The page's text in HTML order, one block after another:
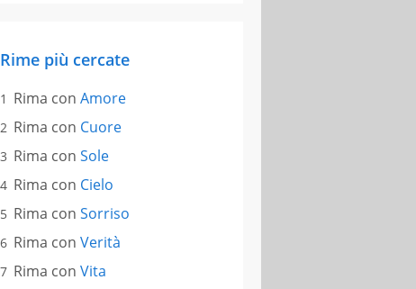
Rime più cercate
Rima con Amore
Rima con Cuore
Rima con Sole
Rima con Cielo
Rima con Sorriso
Rima con Verità
Rima con Vita